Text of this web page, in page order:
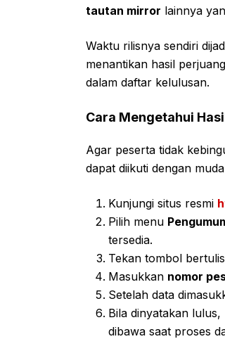
tautan mirror lainnya
Waktu rilisnya sendiri
menantikan hasil
dalam daftar kelulusan.
Cara Mengetahui
Agar peserta tidak
dapat diikuti dengan
Kunjungi situs resmi
Pilih menu
tersedia.
Tekan tombol
Masukkan nomor
Setelah data
Bila dinyatakan
dibawa saat proses